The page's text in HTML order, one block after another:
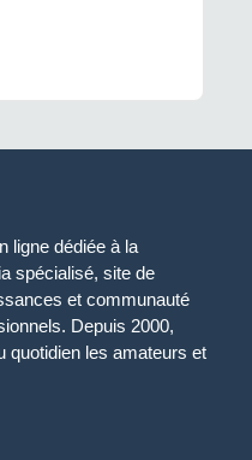
ligne dédiée à la
spécialisé, site de
et communauté
Depuis 2000,
quotidien les amateurs et